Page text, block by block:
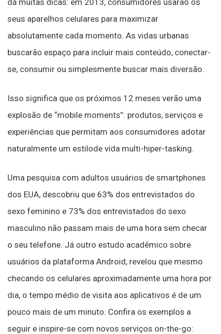
dá muitas dicas: em 2013, consumidores usarão os
seus aparelhos celulares para maximizar
absolutamente cada momento. As vidas urbanas
buscarão espaço para incluir mais conteúdo, conectar-
se, consumir ou simplesmente buscar mais diversão.
Isso significa que os próximos 12 meses verão uma
explosão de “mobile moments”: produtos, serviços e
experiências que permitam aos consumidores adotar
naturalmente um estilode vida multi-hiper-tasking.
Uma pesquisa com adultos usuários de smartphones
dos EUA, descobriu que 63% dos entrevistados do
sexo feminino e 73% dos entrevistados do sexo
masculino não passam mais de uma hora sem checar
o seu telefone. Já outro estudo acadêmico sobre
usuários da plataforma Android, revelou que mesmo
checando os celulares aproximadamente uma hora por
dia, o tempo médio de visita aos aplicativos é de um
pouco mais de um minuto. Confira os exemplos a
seguir e inspire-se com novos serviços on-the-go: